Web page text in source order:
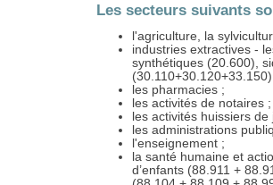
Les secteurs suivants
l'agriculture, la
industries extractives -
synthétiques (20.600),
les pharmacies ;
les activités de notaires ;
les activités huissiers
les administrations
l'enseignement ;
la santé humaine et
d’enfants (88.911 +